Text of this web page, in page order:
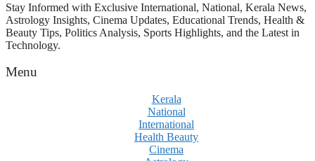
Stay Informed with Exclusive International, National, Kerala News,
Astrology Insights, Cinema Updates, Educational Trends, Health &
Beauty Tips, Politics Analysis, Sports Highlights, and the Latest in
Technology.
Menu
Kerala
National
International
Health Beauty
Cinema